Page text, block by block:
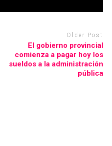
Older Post
El gobierno provincial
comienza a pagar hoy los
sueldos a la administración
pública